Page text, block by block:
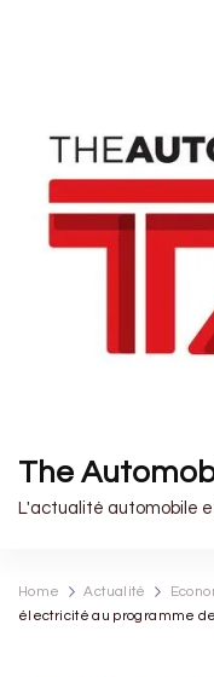
The
L'actualité automobile
Home Actualité
électricité au programme